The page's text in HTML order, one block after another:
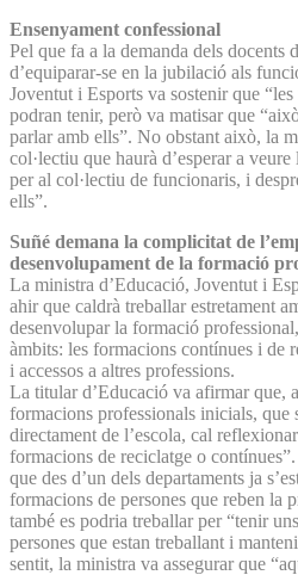
Ensenyament confessional
Pel que fa a la demanda dels docents
d’equiparar-se en la jubilació als
Joventut i Esports va sostenir que
podran tenir, però va matisar que
parlar amb ells”. No obstant això, la
col·lectiu que haurà d’esperar a
per al col·lectiu de funcionaris, i
ells”.
Suñé demana la complicitat de
desenvolupament de la formació
La ministra d’Educació, Joventut i
ahir que caldrà treballar estretament
desenvolupar la formació
àmbits: les formacions contínues i de
i accessos a altres professions.
La titular d’Educació va afirmar que,
formacions professionals inicials, que
directament de l’escola, cal
formacions de reciclatge o
que des d’un dels departaments ja
formacions de persones que reben la
també es podria treballar per “tenir
persones que estan treballant i
sentit, la ministra va assegurar que